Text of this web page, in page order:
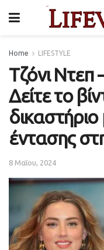
Home LIFESTYLE
Τζόνι Ντεπ
Δείτε το
έντασης
8 Μαΐου, 2024